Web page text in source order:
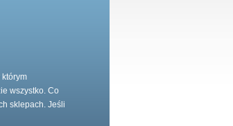
wszystko. Co
sklepach. Jeśli